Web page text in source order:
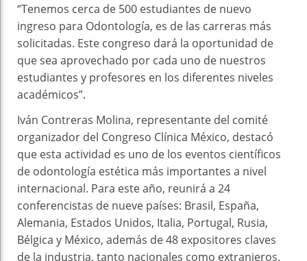
“Tenemos cerca de 500 estudiantes de nuevo
ingreso para Odontología, es de las carreras más
solicitadas. Este congreso dará la oportunidad de
que sea aprovechado por cada uno de nuestros
estudiantes y profesores en los diferentes niveles
académicos”.
Iván Contreras Molina, representante del comité
organizador del Congreso Clínica México, destacó
que esta actividad es uno de los eventos científicos
de odontología estética más importantes a nivel
internacional. Para este año, reunirá a 24
conferencistas de nueve países: Brasil, España,
Alemania, Estados Unidos, Italia, Portugal, Rusia,
Bélgica y México, además de 48 expositores claves
de la industria, tanto nacionales como extranjeros.